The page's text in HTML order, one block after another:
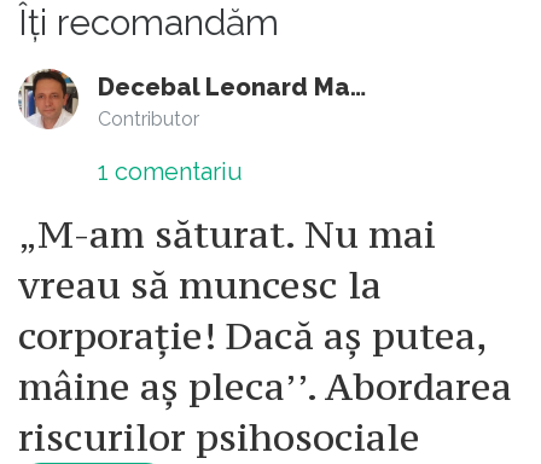
Îți recomandăm
Decebal Leonard Marin
Contributor
1 comentariu
„M-am săturat. Nu mai
vreau să muncesc la
corporație! Dacă aș putea,
mâine aș pleca’’. Abordarea
riscurilor psihosociale